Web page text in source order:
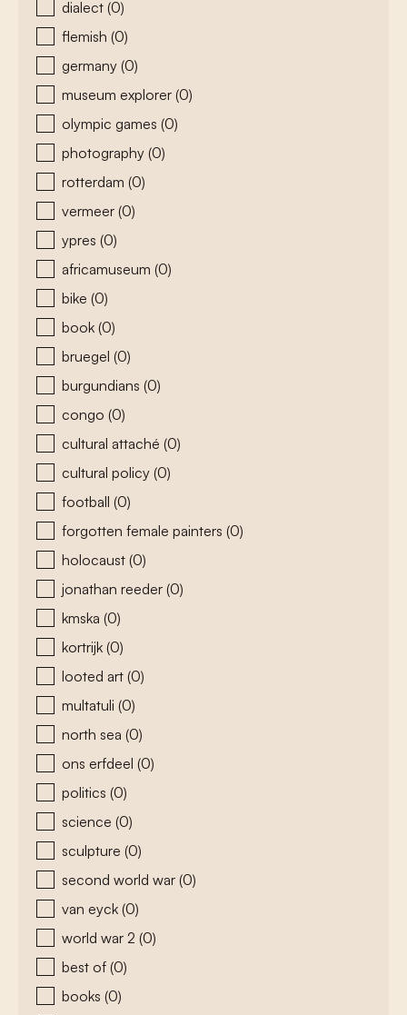
dialect (0)
flemish (0)
germany (0)
museum explorer (0)
olympic games (0)
photography (0)
rotterdam (0)
vermeer (0)
ypres (0)
africamuseum (0)
bike (0)
book (0)
bruegel (0)
burgundians (0)
congo (0)
cultural attaché (0)
cultural policy (0)
football (0)
forgotten female painters (0)
holocaust (0)
jonathan reeder (0)
kmska (0)
kortrijk (0)
looted art (0)
multatuli (0)
north sea (0)
ons erfdeel (0)
politics (0)
science (0)
sculpture (0)
second world war (0)
van eyck (0)
world war 2 (0)
best of (0)
books (0)